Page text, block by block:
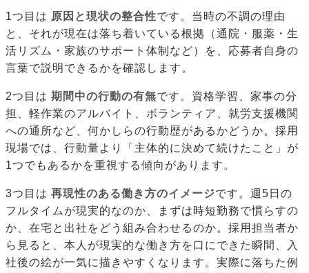
1つ目は 原因と現状の整合性です。当時の不調の理由
と、それが現在は落ち着いている根拠（通院・服薬・生
活リズム・家族のサポート体制など）を、応募者自身の
言葉で説明できるかを確認します。
2つ目は 期間中の行動の有無です。資格学習、家事の分
担、軽作業のアルバイト、ボランティア、就労支援機関
への通所など、何かしらの行動歴があるかどうか。採用
現場では、行動量より「主体的に決めて続けたこと」が
1つでもあるかを重視する傾向があります。
3つ目は 再現性のある働き方のイメージです。週5日の
フルタイムが現実的なのか、まずは時短勤務で慣らすの
か、在宅と出社をどう組み合わせるのか。採用担当者か
ら見ると、本人が現実的な働き方を口にできた瞬間、入
社後の絵が一気に描きやすくなります。実際に落ちた例